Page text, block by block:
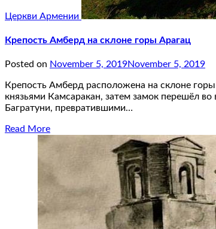
Церкви Армении
Крепость Амберд на склоне горы Арагац
Posted on November 5, 2019November 5, 2019
Крепость Амберд расположена на склоне
князьями Камсаракан, затем замок перешёл
Багратуни, превратившими…
Read More